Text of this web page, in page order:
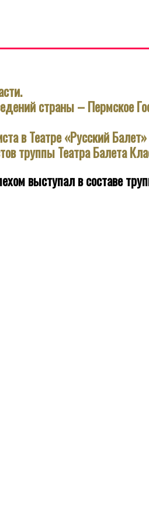
страны – Пермское
в Театре «Русский
труппы Театра Балета
выступал в составе